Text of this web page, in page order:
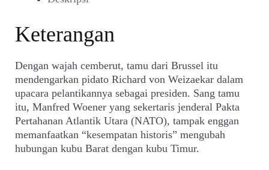
Keterangan
Dengan wajah cemberut, tamu dari Brussel itu
mendengarkan pidato Richard von Weizaekar dalam
upacara pelantikannya sebagai presiden. Sang tamu
itu, Manfred Woener yang sekertaris jenderal Pakta
Pertahanan Atlantik Utara (NATO), tampak enggan
memanfaatkan “kesempatan historis” mengubah
hubungan kubu Barat dengan kubu Timur.